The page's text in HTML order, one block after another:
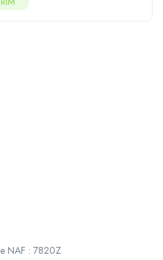
NAF : 7820Z